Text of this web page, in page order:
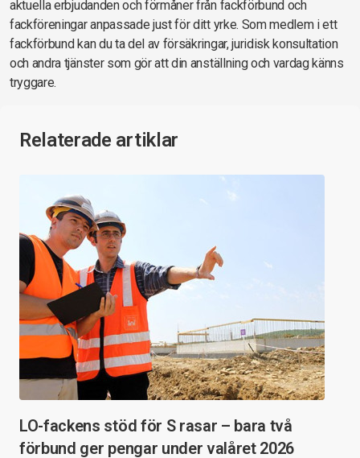
aktuella erbjudanden och förmåner från fackförbund och
fackföreningar anpassade just för ditt yrke. Som medlem i ett
fackförbund kan du ta del av försäkringar, juridisk konsultation
och andra tjänster som gör att din anställning och vardag känns
tryggare.
Relaterade artiklar
LO-fackens stöd för S rasar – bara två
förbund ger pengar under valåret 2026